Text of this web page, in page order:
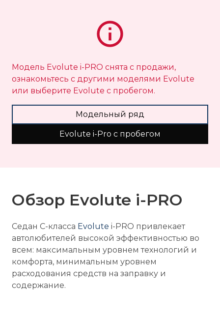
Модель Evolute i-PRO снята с продажи,
ознакомьтесь с другими моделями Evolute
или выберите Evolute с пробегом.
Модельный ряд
Evolute i-Pro с пробегом
Обзор Evolute i-PRO
Седан С-класса Evolute i-PRO привлекает
автолюбителей высокой эффективностью во
всем: максимальным уровнем технологий и
комфорта, минимальным уровнем
расходования средств на заправку и
содержание.